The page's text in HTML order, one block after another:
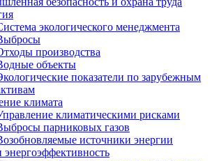
экологического менеджмента
производства
объекты
показатели по зарубежным
климата
климатическими рисками
парниковых газов
источники энергии
энергоэффективность